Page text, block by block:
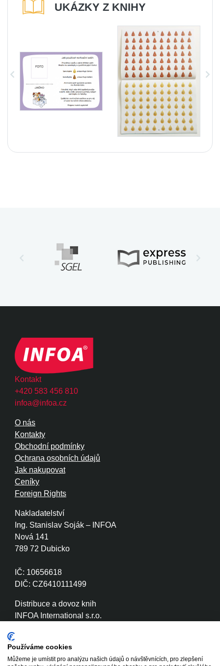
UKÁZKY Z KNIHY
Kontakt
+420 583 456 810
infoa@infoa.cz
Nakladatelství
Ing. Stanislav Soják – INFOA
Nová 141
789 72 Dubicko
IČ: 10656618
DIČ: CZ6410111499
Distribuce a dovoz knih
INFOA International s.r.o.
IČ: 26870886
O nás
Kontakty
Obchodní podmínky
Ochrana osobních údajů
Jak nakupovat
Ceníky
Foreign Rights
Používáme cookies
Můžeme je umístit pro analýzu našich údajů o návštěvnících, pro zlepšení